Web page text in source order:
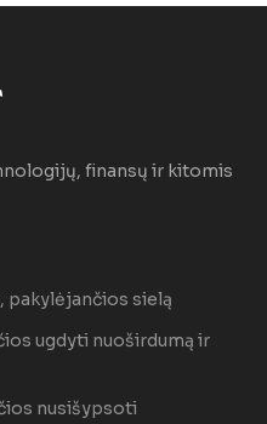
finansų ir kitomis
pakylėjančios sielą
ugdyti nuoširdumą ir
nusišypsoti